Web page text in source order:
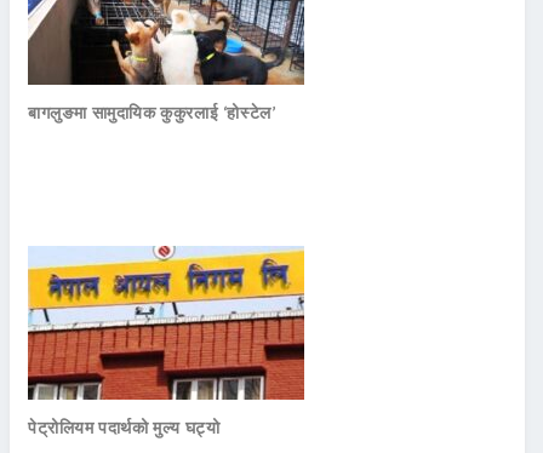
बागलुङमा सामुदायिक कुकुरलाई ‘होस्टेल’
पेट्रोलियम पदार्थको मुल्य घट्यो